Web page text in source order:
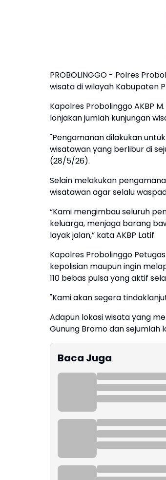
PROBOLINGGO - Polres
wisata di wilayah Kabupaten
Kapolres Probolinggo AKBP
lonjakan jumlah kunjungan
"Pengamanan dilakukan
wisatawan yang berlibur di
(28/5/26).
Selain melakukan
wisatawan agar selalu
“Kami mengimbau seluruh
keluarga, menjaga barang
layak jalan,” kata AKBP Latif.
Kapolres Probolinggo
kepolisian maupun ingin
110 bebas pulsa yang aktif
"Kami akan segera
Adapun lokasi wisata yang
Gunung Bromo dan sejumlah
Baca Juga